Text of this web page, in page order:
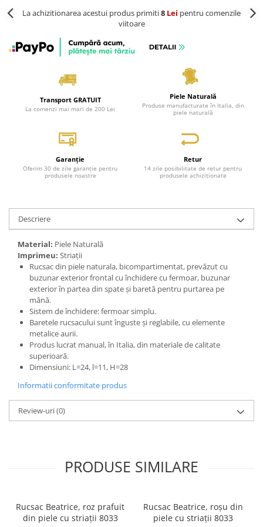
La achizitionarea acestui produs primiti8 Lei pentru comenzile
viitoare
Transport GRATUIT
La comenzi mai mari de 200 Lei
Piele Naturală
Produse manufacturate în Italia, din
piele naturală
Garanție
Oferim 30 de zile garanție pentru
produsele noastre
Retur
14 zile posibilitate de retur pentru
produsele achiziționate
Descriere
Material: Piele Naturală
Imprimeu: Striații
Rucsac din piele naturala, bicompartimentat, prevăzut cu
buzunar exterior frontal cu închidere cu fermoar, buzunar
exterior în partea din spate și baretă pentru purtarea pe
mână.
Sistem de închidere: fermoar simplu.
Baretele rucsacului sunt înguste și reglabile, cu elemente
metalice aurii.
Produs lucrat manual, în Italia, din materiale de calitate
superioară.
Dimensiuni: L=24, l=11, H=28
Informatii conformitate produs
Review-uri(0)
PRODUSE SIMILARE
Rucsac Beatrice, roz prafuit
din piele cu striații 8033
Rucsac Beatrice, roșu din
piele cu striații 8033